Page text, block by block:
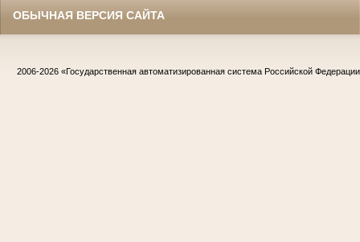
ОБЫЧНАЯ ВЕРСИЯ САЙТА
2006-2026 «Государственная автоматизированная система Российской